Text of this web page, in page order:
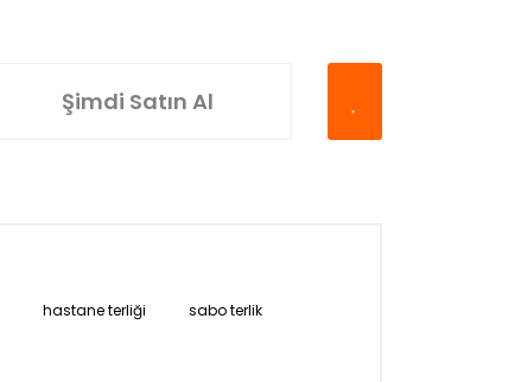
Şimdi Satın Al
hastane terliği sabo terlik